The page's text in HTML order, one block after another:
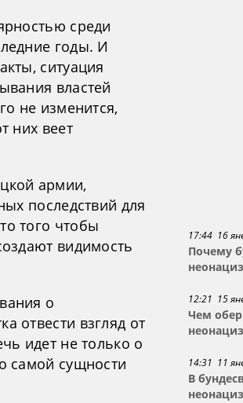
среди
годы. И
ситуация
властей
не изменится,
них веет
армии,
последствий для
того чтобы
видимость
о
отвести взгляд от
идет не только о
самой сущности
17:44 16
Почему
12:21 15
Чем
14:31 11
В